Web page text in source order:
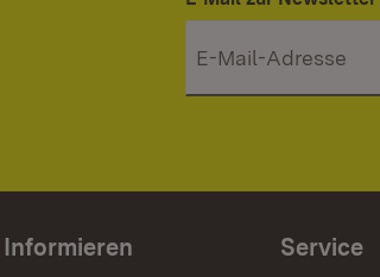
Informieren Service